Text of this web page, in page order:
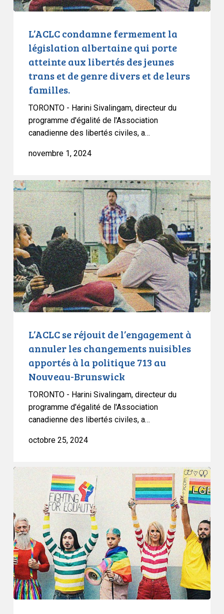
libertés
jeunes
trans
genre
divers
familles.
L’ACLC condamne fermement la
législation albertaine qui porte
atteinte aux libertés des jeunes
trans et de genre divers et de leurs
familles.
TORONTO - Harini Sivalingam, directeur du
programme d'égalité de l'Association
canadienne des libertés civiles, a…
novembre 1, 2024
L’ACLC
se
réjouit
de
l’engagement
à
annuler
les
changements
nuisibles
politique
Nouveau-
Brunswick
L’ACLC se réjouit de l’engagement à
annuler les changements nuisibles
apportés à la politique 713 au
Nouveau-Brunswick
TORONTO - Harini Sivalingam, directeur du
programme d'égalité de l'Association
canadienne des libertés civiles, a…
octobre 25, 2024
:
la
contestation
de
la
politique
713